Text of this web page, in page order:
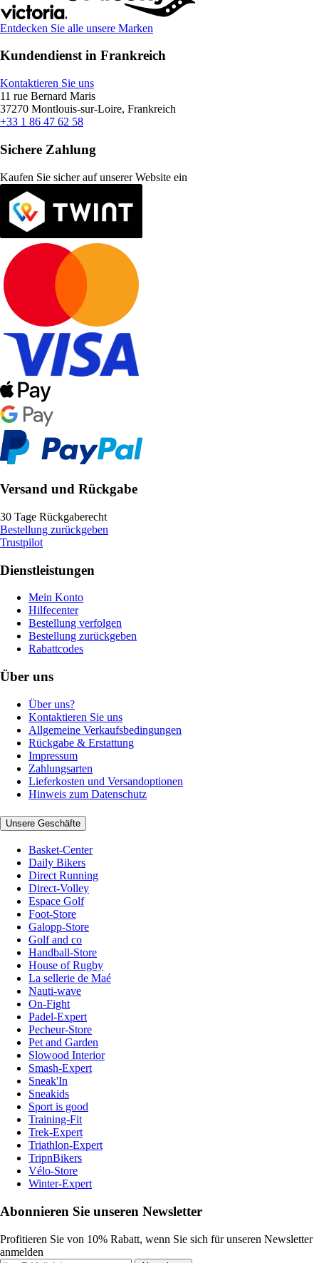
Entdecken Sie alle unsere Marken
Kundendienst in Frankreich
Kontaktieren Sie uns
11 rue Bernard Maris
37270 Montlouis-sur-Loire, Frankreich
+33 1 86 47 62 58
Sichere Zahlung
Kaufen Sie sicher auf unserer Website ein
Versand und Rückgabe
30 Tage Rückgaberecht
Bestellung zurückgeben
Trustpilot
Dienstleistungen
Mein Konto
Hilfecenter
Bestellung verfolgen
Bestellung zurückgeben
Rabattcodes
Über uns
Über uns?
Kontaktieren Sie uns
Allgemeine Verkaufsbedingungen
Rückgabe & Erstattung
Impressum
Zahlungsarten
Lieferkosten und Versandoptionen
Hinweis zum Datenschutz
Unsere Geschäfte
Basket-Center
Daily Bikers
Direct Running
Direct-Volley
Espace Golf
Foot-Store
Galopp-Store
Golf and co
Handball-Store
House of Rugby
La sellerie de Maé
Nauti-wave
On-Fight
Padel-Expert
Pecheur-Store
Pet and Garden
Slowood Interior
Smash-Expert
Sneak'In
Sneakids
Sport is good
Training-Fit
Trek-Expert
Triathlon-Expert
TripnBikers
Vélo-Store
Winter-Expert
Abonnieren Sie unseren Newsletter
Profitieren Sie von 10% Rabatt, wenn Sie sich für unseren Newsletter
anmelden